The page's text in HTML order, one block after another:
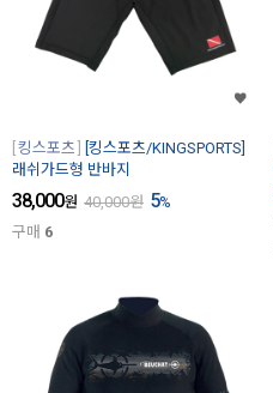
킹스포츠
[킹스포츠/KINGSPORTS]
래쉬가드형 반바지
38,000원 40,000원 5%
구매 6